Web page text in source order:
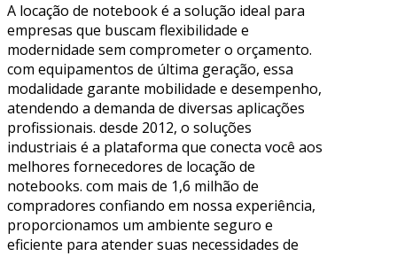
A locação de notebook é a solução ideal para
empresas que buscam flexibilidade e
modernidade sem comprometer o orçamento.
com equipamentos de última geração, essa
modalidade garante mobilidade e desempenho,
atendendo a demanda de diversas aplicações
profissionais. desde 2012, o soluções
industriais é a plataforma que conecta você aos
melhores fornecedores de locação de
notebooks. com mais de 1,6 milhão de
compradores confiando em nossa experiência,
proporcionamos um ambiente seguro e
eficiente para atender suas necessidades de